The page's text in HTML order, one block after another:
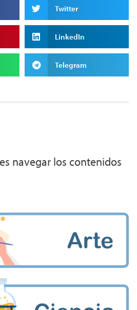
Twitter
LinkedIn
Telegram
navegar los contenidos